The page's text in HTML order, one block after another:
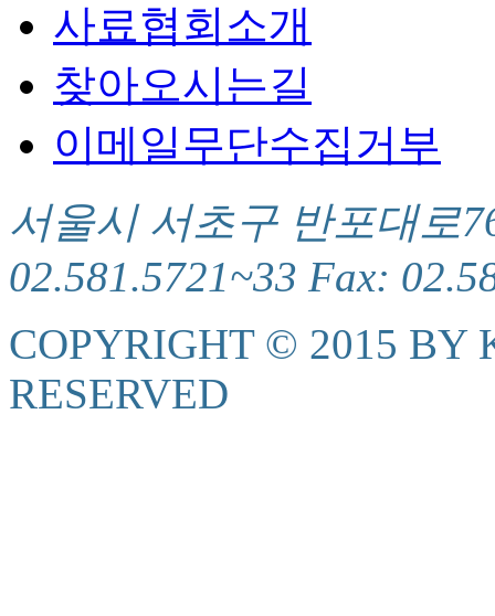
사료협회소개
찾아오시는길
이메일무단수집거부
서울시 서초구 반포대로
02.581.5721~33 Fax:
COPYRIGHT © 2015 BY
RESERVED